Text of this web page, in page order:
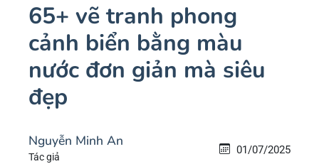
65+ vẽ tranh phong
cảnh biển bằng màu
nước đơn giản mà siêu
đẹp
Nguyễn Minh An
Tác giả
01/07/2025